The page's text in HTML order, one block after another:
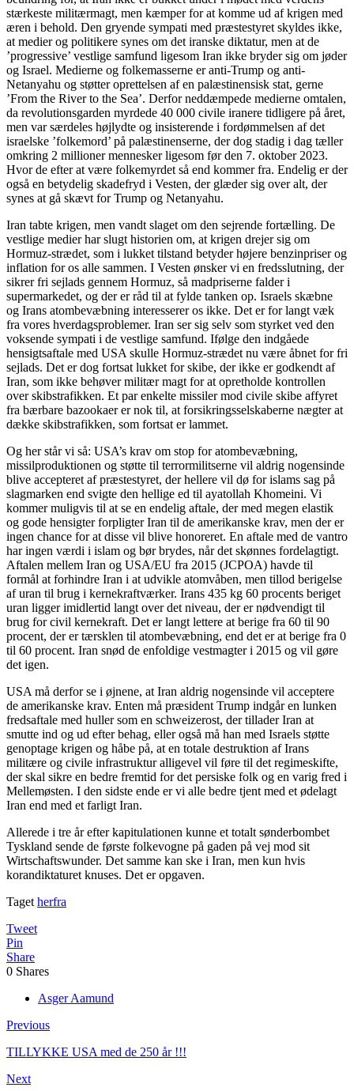
stærkeste militærmagt, men kæmper for at komme ud af krigen med
æren i behold. Den gryende sympati med præstestyret skyldes ikke,
at medier og politikere synes om det iranske diktatur, men at de
’progressive’ vestlige samfund ligesom Iran ikke bryder sig om jøder
og Israel. Medierne og folkemasserne er anti-Trump og anti-
Netanyahu og støtter oprettelsen af en palæstinensisk stat, gerne
’From the River to the Sea’. Derfor neddæmpede medierne omtalen,
da revolutionsgarden myrdede 40 000 civile iranere tidligere på året,
men var særdeles højlydte og insisterende i fordømmelsen af det
israelske ’folkemord’ på palæstinenserne, der dog stadig i dag tæller
omkring 2 millioner mennesker ligesom før den 7. oktober 2023.
Hvor de efter at være folkemyrdet så end kommer fra. Endelig er der
også en betydelig skadefryd i Vesten, der glæder sig over alt, der
synes at gå skævt for Trump og Netanyahu.
Iran tabte krigen, men vandt slaget om den sejrende fortælling. De
vestlige medier har slugt historien om, at krigen drejer sig om
Hormuz-strædet, som i lukket tilstand betyder højere benzinpriser og
inflation for os alle sammen. I Vesten ønsker vi en fredsslutning, der
sikrer fri sejlads gennem Hormuz, så madpriserne falder i
supermarkedet, og der er råd til at fylde tanken op. Israels skæbne
og Irans atombevæbning interesserer os ikke. Det er for langt væk
fra vores hverdagsproblemer. Iran ser sig selv som styrket ved den
voksende sympati i de vestlige samfund. Ifølge den indgåede
hensigtsaftale med USA skulle Hormuz-strædet nu være åbnet for fri
sejlads. Det er dog fortsat lukket for skibe, der ikke er godkendt af
Iran, som ikke behøver militær magt for at opretholde kontrollen
over skibstrafikken. Et par enkelte missiler mod civile skibe affyret
fra bærbare bazookaer er nok til, at forsikringsselskaberne nægter at
dække skibstrafikken, som fortsat er lammet.
Og her står vi så: USA’s krav om stop for atombevæbning,
missilproduktionen og støtte til terrormilitserne vil aldrig nogensinde
blive accepteret af præstestyret, der hellere vil dø for islams sag på
slagmarken end svigte den hellige ed til ayatollah Khomeini. Vi
kommer muligvis til at se en endelig aftale, der med megen elastik
og gode hensigter forpligter Iran til de amerikanske krav, men der er
ingen chance for at disse vil blive honoreret. En aftale med de vantro
har ingen værdi i islam og bør brydes, når det skønnes fordelagtigt.
Aftalen mellem Iran og USA/EU fra 2015 (JCPOA) havde til
formål at forhindre Iran i at udvikle atomvåben, men tillod berigelse
af uran til brug i kernekraftværker. Irans 435 kg 60 procents beriget
uran ligger imidlertid langt over det niveau, der er nødvendigt til
brug for civil kernekraft. Det er langt lettere at berige fra 60 til 90
procent, der er tærsklen til atombevæbning, end det er at berige fra 0
til 60 procent. Iran snød de enfoldige vestmagter i 2015 og vil gøre
det igen.
USA må derfor se i øjnene, at Iran aldrig nogensinde vil acceptere
de amerikanske krav. Enten må præsident Trump indgår en lunken
fredsaftale med huller som en schweizerost, der tillader Iran at
smutte ind og ud efter behag, eller også må han med Israels støtte
genoptage krigen og håbe på, at en totale destruktion af Irans
militære og civile infrastruktur alligevel vil føre til det regimeskifte,
der skal sikre en bedre fremtid for det persiske folk og en varig fred i
Mellemøsten. I den sidste ende er vi alle bedre tjent med et ødelagt
Iran end med et farligt Iran.
Allerede i tre år efter kapitulationen kunne et totalt sønderbombet
Tyskland sende de første folkevogne på gaden på vej mod sit
Wirtschaftswunder. Det samme kan ske i Iran, men kun hvis
korandiktaturet knuses. Det er opgaven.
Taget herfra
Tweet
Pin
Share
0 Shares
Asger Aamund
Previous
TILLYKKE USA med de 250 år !!!
Next